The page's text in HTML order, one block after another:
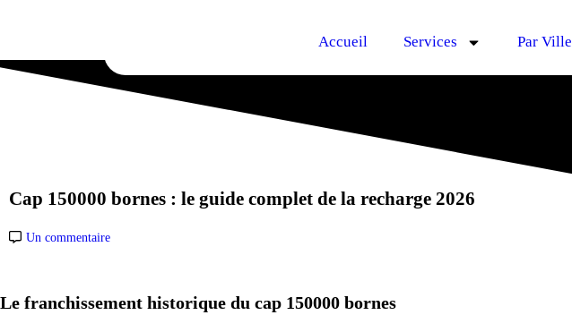
Accueil Services Par Ville
Cap 150000 bornes : le guide complet de la recharge 2026
Un commentaire
Le franchissement historique du cap 150000 bornes